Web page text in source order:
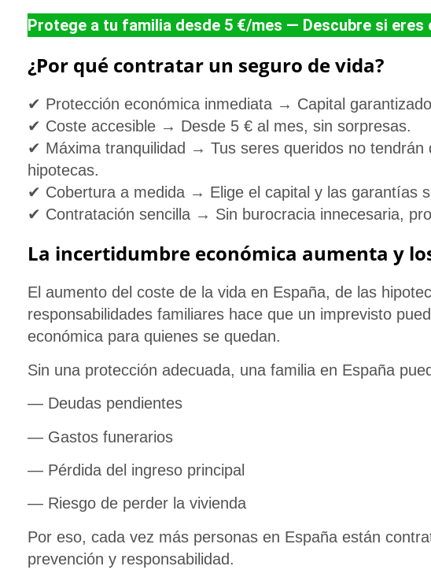
Protege a tu familia desde 5 €/mes — Descubre si eres
¿Por qué contratar un seguro de vida?
✔ Protección económica inmediata → Capital
✔ Coste accesible → Desde 5 € al mes, sin sorpresas.
✔ Máxima tranquilidad → Tus seres queridos no
hipotecas.
✔ Cobertura a medida → Elige el capital y las garantías
✔ Contratación sencilla → Sin burocracia innecesaria,
La incertidumbre económica aumenta y
El aumento del coste de la vida en España, de las
responsabilidades familiares hace que un imprevisto
económica para quienes se quedan.
Sin una protección adecuada, una familia en España
— Deudas pendientes
— Gastos funerarios
— Pérdida del ingreso principal
— Riesgo de perder la vivienda
Por eso, cada vez más personas en España están
prevención y responsabilidad.